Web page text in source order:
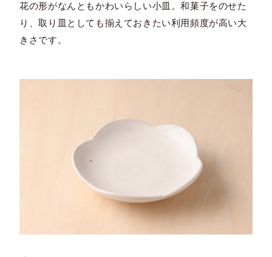
花の形がなんともかわいらしい小皿。和菓子をのせた
り、取り皿としても揃えておきたい利用頻度が高い大
きさです。